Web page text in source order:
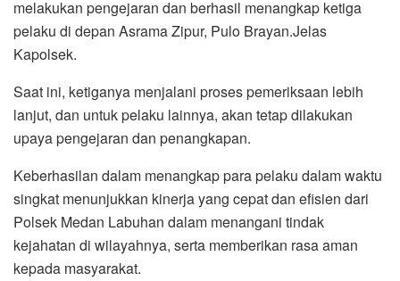
melakukan pengejaran dan berhasil menangkap ketiga
pelaku di depan Asrama Zipur, Pulo Brayan.Jelas
Kapolsek.
Saat ini, ketiganya menjalani proses pemeriksaan lebih
lanjut, dan untuk pelaku lainnya, akan tetap dilakukan
upaya pengejaran dan penangkapan.
Keberhasilan dalam menangkap para pelaku dalam waktu
singkat menunjukkan kinerja yang cepat dan efisien dari
Polsek Medan Labuhan dalam menangani tindak
kejahatan di wilayahnya, serta memberikan rasa aman
kepada masyarakat.